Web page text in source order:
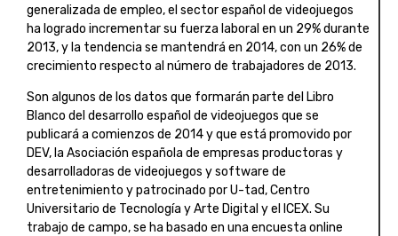
generalizada de empleo, el sector español de videojuegos
ha logrado incrementar su fuerza laboral en un 29% durante
2013, y la tendencia se mantendrá en 2014, con un 26% de
crecimiento respecto al número de trabajadores de 2013.
Son algunos de los datos que formarán parte del Libro
Blanco del desarrollo español de videojuegos que se
publicará a comienzos de 2014 y que está promovido por
DEV, la Asociación española de empresas productoras y
desarrolladoras de videojuegos y software de
entretenimiento y patrocinado por U-tad, Centro
Universitario de Tecnología y Arte Digital y el ICEX. Su
trabajo de campo, se ha basado en una encuesta online